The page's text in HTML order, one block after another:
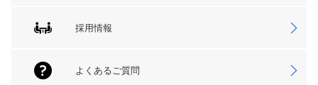
採用情報
よくあるご質問